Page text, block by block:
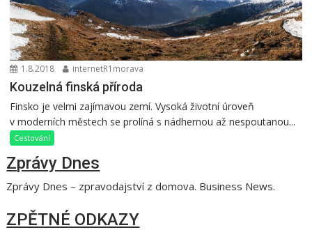
1.8.2018 internetR1morava
Kouzelná finská příroda
Finsko je velmi zajímavou zemí. Vysoká životní úroveň
v moderních městech se prolíná s nádhernou až nespoutanou...
Cestování
Zprávy Dnes
Zprávy Dnes – zpravodajství z domova. Business News.
ZPĚTNÉ ODKAZY